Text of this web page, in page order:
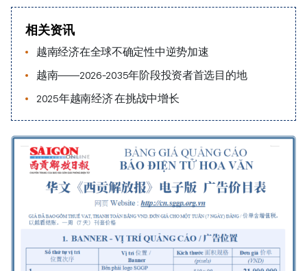
相关资讯
越南经济在全球不确定性中逆势加速
越南——2026-2035年阶段投资者首选目的地
2025年越南经济 在挑战中增长